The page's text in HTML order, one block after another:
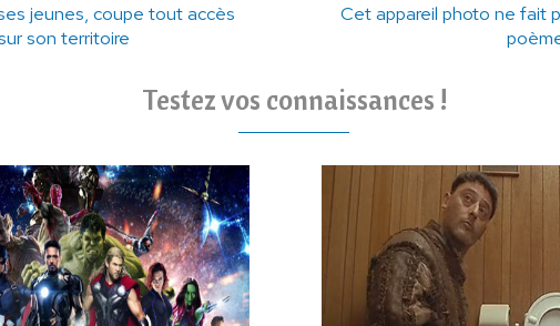
jeunes, coupe tout accès
son territoire
Cet appareil photo ne fait
Testez vos connaissances !